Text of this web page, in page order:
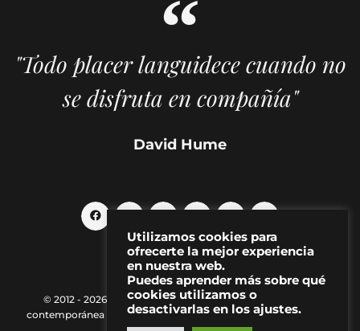
"Todo placer languidece cuando no
se disfruta en compañía"
David Hume
© 2012 - 2026 MAKMA | Revista de artes visuales y cultura
contemporánea |
Política de Privacidad| Aviso Legal|Contacto
Utilizamos cookies para
ofrecerte la mejor experiencia
en nuestra web.
Puedes aprender más sobre qué
cookies utilizamos o
desactivarlas en los ajustes.